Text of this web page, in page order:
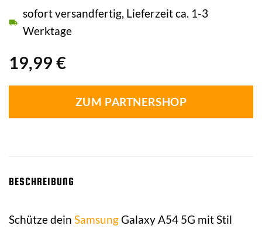
19,99 €
sofort versandfertig, Lieferzeit ca. 1-3
Werktage
ZUM PARTNERSHOP
BESCHREIBUNG
Schütze dein SamsungGalaxy A54 5G mit Stil